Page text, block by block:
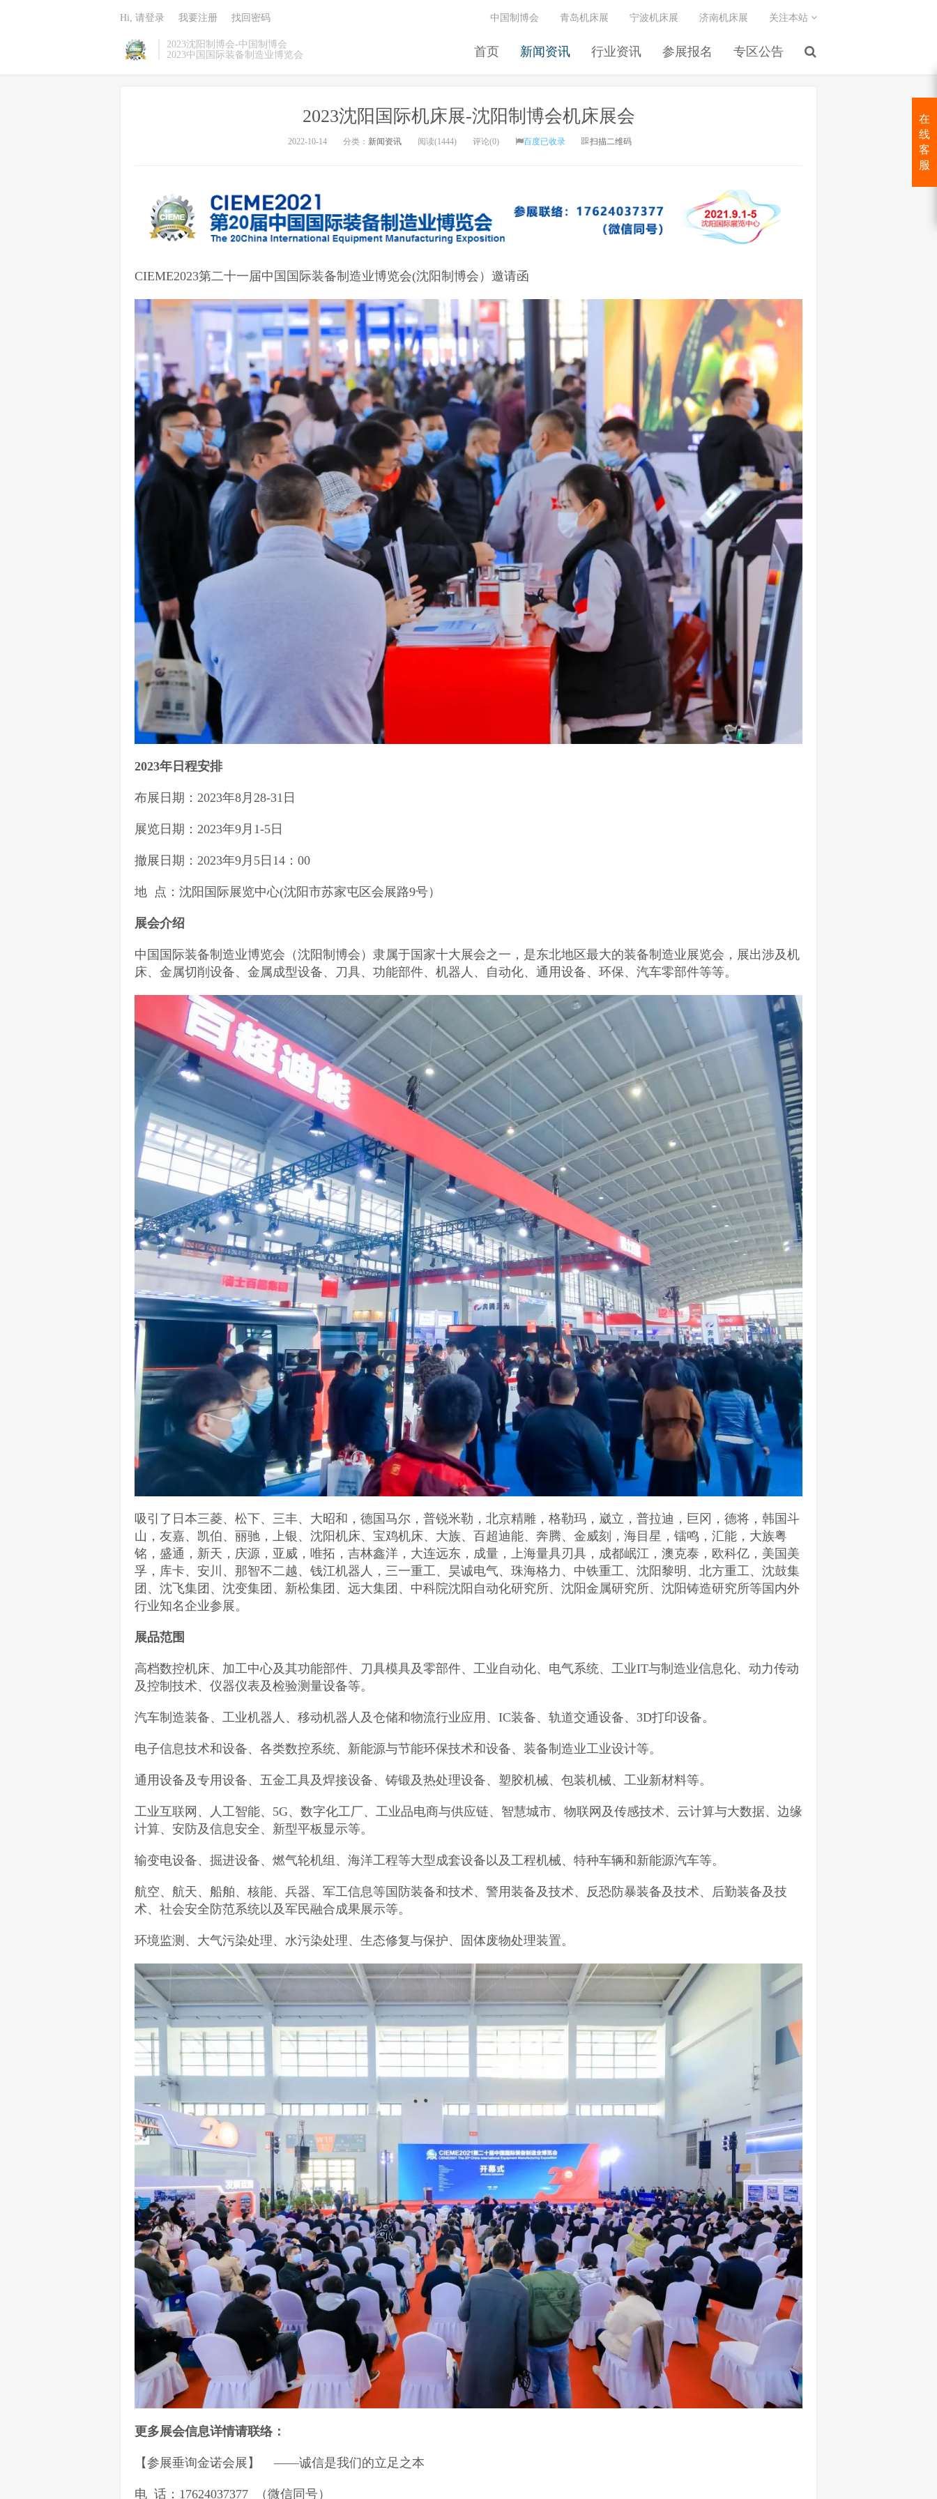
2023沈阳制博会-中国制博会
2023中国国际装备制造业博览会
首页 新闻资讯 行业资讯 参展报名 专区公告
中国制博会 青岛机床展 宁波机床展 济南机床展 关注本站
Hi, 请登录 我要注册 找回密码
2023沈阳国际机床展-沈阳制博会机床展会
2022-10-14 分类： 新闻资讯 阅读(1444) 评论(0) 百度已收录 扫描二维码
CIEME2023第二十一届中国国际装备制造业博览会(沈阳制博会）邀请函
2023年日程安排
布展日期：2023年8月28-31日
展览日期：2023年9月1-5日
撤展日期：2023年9月5日14：00
地 点：沈阳国际展览中心(沈阳市苏家屯区会展路9号）
展会介绍
中国国际装备制造业博览会（沈阳制博会）隶属于国家十大展会之一，是东北地区最大的装备制造业展览会，展出涉及机
床、金属切削设备、金属成型设备、刀具、功能部件、机器人、自动化、通用设备、环保、汽车零部件等等。
吸引了日本三菱、松下、三丰、大昭和，德国马尔，普锐米勒，北京精雕，格勒玛，崴立，普拉迪，巨冈，德将，韩国斗
山，友嘉、凯伯、丽驰，上银、沈阳机床、宝鸡机床、大族、百超迪能、奔腾、金威刻，海目星，镭鸣，汇能，大族粤
铭，盛通，新天，庆源，亚威，唯拓，吉林鑫洋，大连远东，成量，上海量具刃具，成都岷江，澳克泰，欧科亿，美国美
孚，库卡、安川、那智不二越、钱江机器人，三一重工、昊诚电气、珠海格力、中铁重工、沈阳黎明、北方重工、沈鼓集
团、沈飞集团、沈变集团、新松集团、远大集团、中科院沈阳自动化研究所、沈阳金属研究所、沈阳铸造研究所等国内外
行业知名企业参展。
展品范围
高档数控机床、加工中心及其功能部件、刀具模具及零部件、工业自动化、电气系统、工业IT与制造业信息化、动力传动
及控制技术、仪器仪表及检验测量设备等。
汽车制造装备、工业机器人、移动机器人及仓储和物流行业应用、IC装备、轨道交通设备、3D打印设备。
电子信息技术和设备、各类数控系统、新能源与节能环保技术和设备、装备制造业工业设计等。
通用设备及专用设备、五金工具及焊接设备、铸锻及热处理设备、塑胶机械、包装机械、工业新材料等。
工业互联网、人工智能、5G、数字化工厂、工业品电商与供应链、智慧城市、物联网及传感技术、云计算与大数据、边缘
计算、安防及信息安全、新型平板显示等。
输变电设备、掘进设备、燃气轮机组、海洋工程等大型成套设备以及工程机械、特种车辆和新能源汽车等。
航空、航天、船舶、核能、兵器、军工信息等国防装备和技术、警用装备及技术、反恐防暴装备及技术、后勤装备及技
术、社会安全防范系统以及军民融合成果展示等。
环境监测、大气污染处理、水污染处理、生态修复与保护、固体废物处理装置。
更多展会信息详情请联络：
【参展垂询金诺会展】 ——诚信是我们的立足之本
电 话：17624037377 （微信同号）
在
线
客
服